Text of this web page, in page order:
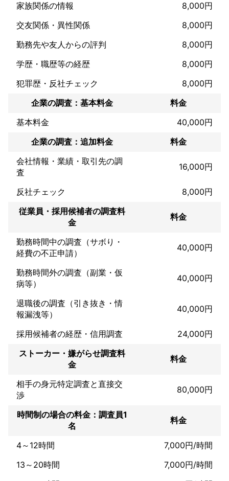
2020年、日本調査業協会加入。
アピールポイント
当社は、有難い事にお客様から別のお客様を紹介していただくこ
その分、必要最低限の調査料金でやらせてもらっています。
査ができるのです。
探偵業界は、安いから下手なのでもなく、高いから上手なわけで
家族関係の情報
8,000円
交友関係・異性関係
8,000円
勤務先や友人からの評判
8,000円
学歴・職歴等の経歴
8,000円
犯罪歴・反社チェック
8,000円
企業の調査：基本料金
料金
基本料金
40,000円
企業の調査：追加料金
料金
会社情報・業績・取引先の調
査
16,000円
反社チェック
8,000円
従業員・採用候補者の調査料
金
料金
勤務時間中の調査（サボり・
経費の不正申請）
40,000円
勤務時間外の調査（副業・仮
病等）
40,000円
退職後の調査（引き抜き・情
報漏洩等）
40,000円
採用候補者の経歴・信用調査
24,000円
ストーカー・嫌がらせ調査料
金
料金
相手の身元特定調査と直接交
渉
80,000円
時間制の場合の料金：調査員1
名
料金
4～12時間
7,000円/時間
13～20時間
7,000円/時間